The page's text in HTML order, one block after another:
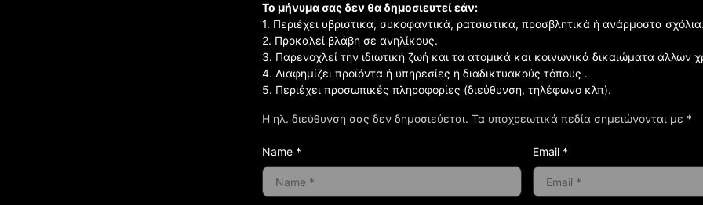
Η ηλ. διεύθυνση σας δεν δημοσιεύεται. Τα υποχρεωτικά πεδία σημειώνονται με *
Το μήνυμα σας δεν θα δημοσιευτεί εάν:
1. Περιέχει υβριστικά, συκοφαντικά, ρατσιστικά, προσβλητικά ή ανάρμοστα σχόλια.
2. Προκαλεί βλάβη σε ανηλίκους.
3. Παρενοχλεί την ιδιωτική ζωή και τα ατομικά και κοινωνικά δικαιώματα άλλων
4. Διαφημίζει προϊόντα ή υπηρεσίες ή διαδικτυακούς τόπους .
5. Περιέχει προσωπικές πληροφορίες (διεύθυνση, τηλέφωνο κλπ).
Name * Email *